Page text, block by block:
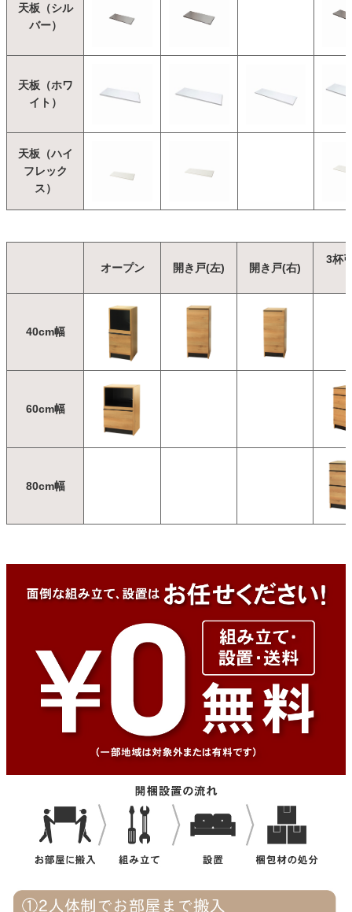
天板（シル
バー）
天板（ホワ
イト）
天板（ハイ
フレック
ス）
オープン 開き戸(左) 開き戸(右)
3杯
40cm幅
60cm幅
80cm幅